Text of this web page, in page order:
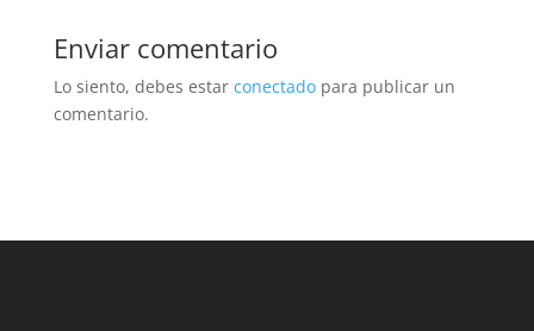
Enviar comentario
Lo siento, debes estar conectadopara publicar un
comentario.